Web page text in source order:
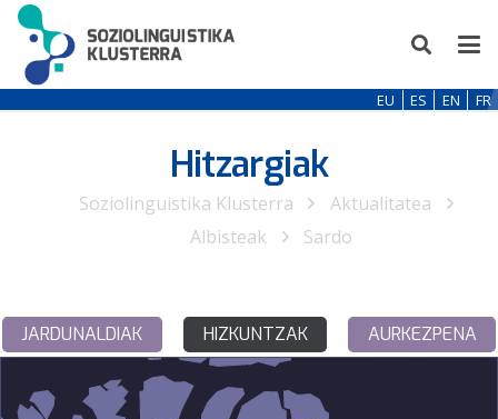
EU ES EN FR
Hitzargiak
Soziolinguistika Klusterra
Aktualitatea
Albisteak
Sardo
JARDUNALDIAK HIZKUNTZAK AURKEZPENA